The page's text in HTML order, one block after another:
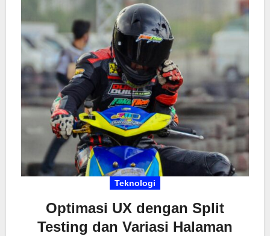
lembaga jadi datamu langsung tersimpan aman.
Enggak cuma cepat, sistem ini juga mengurangi
risiko salah input karena ada validasi otomatis.
Buat yang belum nyobain, segera download biar
kerjaan makin efisien tanpa drama!
Teknologi
Optimasi UX dengan Split
Testing dan Variasi Halaman